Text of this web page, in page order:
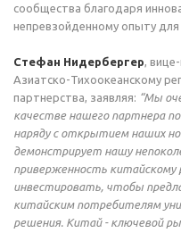
сообщества благодаря
непревзойденному опыту
Стефан Нидербергер,
Азиатско-Тихоокеанскому
партнерства, заявляя: “Мы
качестве нашего партнера
наряду с открытием наших
демонстрирует нашу
приверженность
инвестировать, чтобы
китайским потребителям
решения. Китай - ключевой